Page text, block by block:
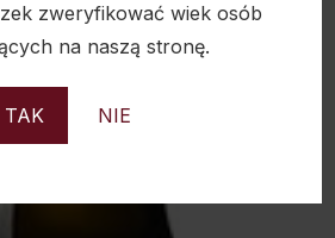
zweryfikować wiek osób
na naszą stronę.
TAK NIE